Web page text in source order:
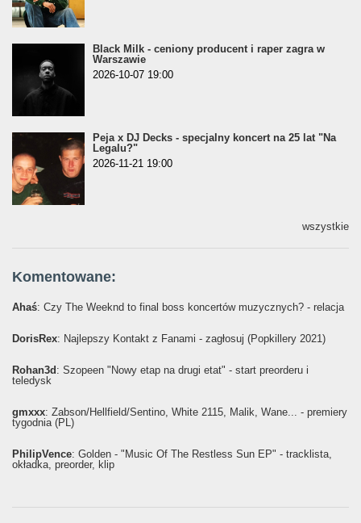
Black Milk - ceniony producent i raper zagra w
Warszawie
2026-10-07 19:00
Peja x DJ Decks - specjalny koncert na 25 lat "Na
Legalu?"
2026-11-21 19:00
wszystkie
Komentowane:
Ahaś: Czy The Weeknd to final boss koncertów muzycznych? - relacja
DorisRex: Najlepszy Kontakt z Fanami - zagłosuj (Popkillery 2021)
Rohan3d : Szopeen "Nowy etap na drugi etat" - start preorderu i
teledysk
gmxxx: Żabson/Hellfield/Sentino, White 2115, Malik, Wane... - premiery
tygodnia (PL)
PhilipVence: Golden - "Music Of The Restless Sun EP" - tracklista,
okładka, preorder, klip